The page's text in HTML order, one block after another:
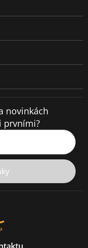
novinkách
prvními?